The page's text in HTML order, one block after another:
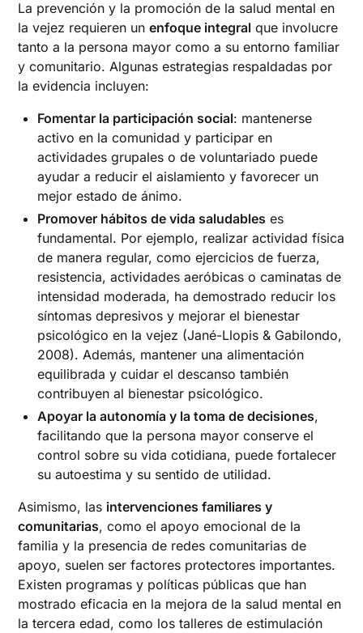
La prevención y la promoción de la salud mental en
la vejez requieren unenfoque integral que involucre
tanto a la persona mayor como a su entorno familiar
y comunitario. Algunas estrategias respaldadas por
la evidencia incluyen:
Fomentar la participación social: mantenerse
activo en la comunidad y participar en
actividades grupales o de voluntariado puede
ayudar a reducir el aislamiento y favorecer un
mejor estado de ánimo.
Promover hábitos de vida saludables es
fundamental. Por ejemplo, realizar actividad física
de manera regular, como ejercicios de fuerza,
resistencia, actividades aeróbicas o caminatas de
intensidad moderada, ha demostrado reducir los
síntomas depresivos y mejorar el bienestar
psicológico en la vejez (Jané-Llopis & Gabilondo,
2008). Además, mantener una alimentación
equilibrada y cuidar el descanso también
contribuyen al bienestar psicológico.
Apoyar la autonomía y la toma de decisiones,
facilitando que la persona mayor conserve el
control sobre su vida cotidiana, puede fortalecer
su autoestima y su sentido de utilidad.
Asimismo, las intervenciones familiares y
comunitarias, como el apoyo emocional de la
familia y la presencia de redes comunitarias de
apoyo, suelen ser factores protectores importantes.
Existen programas y políticas públicas que han
mostrado eficacia en la mejora de la salud mental en
la tercera edad, como los talleres de estimulación